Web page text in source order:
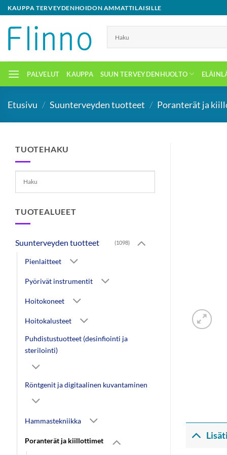
Skip
to
content
KAUPPA TERVEYDENHOIDON AMMATTILAISILLE
PALVELUT KAUPPA SUUN TERVEYDENHUOLTO
Etusivu / Suunterveyden tuotteet / Poranterät ja
TUOTEHAKU
TUOTEALUEET
Suunterveyden tuotteet (1098)
Pienlaitteet
Pyörivät instrumentit
Hoitokoneet
Hoitokalusteet
Puhdistustuotteet (desinfiointi ja
sterilointi)
Röntgenit ja digitaalinen kuvantaminen
Hammastekniikka
Poranterät ja kiillottimet